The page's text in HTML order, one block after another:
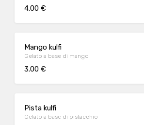
4.00 €
Mango kulfi
Gelato a base di mango
3.00 €
Pista kulfi
Gelato a base di pistacchio